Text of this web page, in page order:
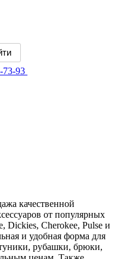
73-93
качественной
от популярных
Dickies, Cherokee, Pulse и
и удобная форма для
рубашки, брюки,